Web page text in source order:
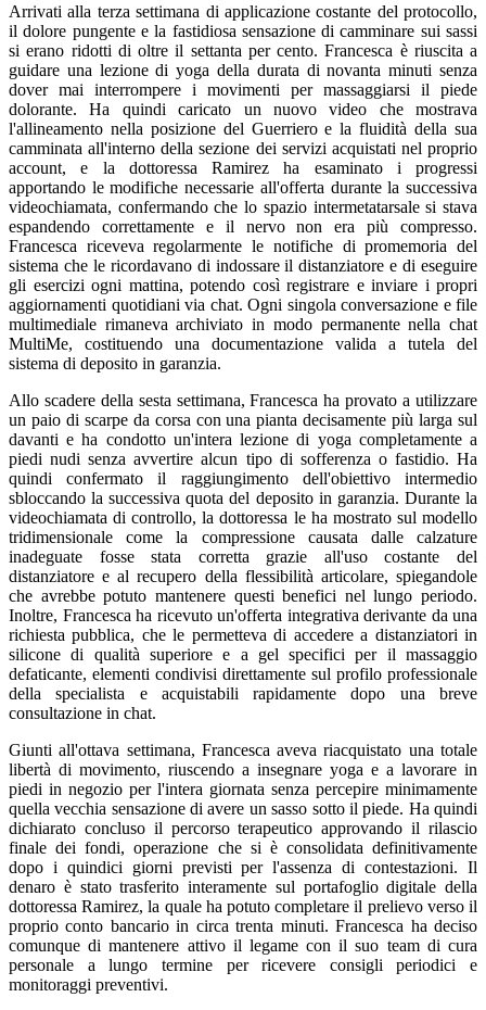
Arrivati alla terza settimana di applicazione costante del protocollo,
il dolore pungente e la fastidiosa sensazione di camminare sui sassi
si erano ridotti di oltre il settanta per cento. Francesca è riuscita a
guidare una lezione di yoga della durata di novanta minuti senza
dover mai interrompere i movimenti per massaggiarsi il piede
dolorante. Ha quindi caricato un nuovo video che mostrava
l'allineamento nella posizione del Guerriero e la fluidità della sua
camminata all'interno della sezione dei servizi acquistati nel proprio
account, e la dottoressa Ramirez ha esaminato i progressi
apportando le modifiche necessarie all'offerta durante la successiva
videochiamata, confermando che lo spazio intermetatarsale si stava
espandendo correttamente e il nervo non era più compresso.
Francesca riceveva regolarmente le notifiche di promemoria del
sistema che le ricordavano di indossare il distanziatore e di eseguire
gli esercizi ogni mattina, potendo così registrare e inviare i propri
aggiornamenti quotidiani via chat. Ogni singola conversazione e file
multimediale rimaneva archiviato in modo permanente nella chat
MultiMe, costituendo una documentazione valida a tutela del
sistema di deposito in garanzia.
Allo scadere della sesta settimana, Francesca ha provato a utilizzare
un paio di scarpe da corsa con una pianta decisamente più larga sul
davanti e ha condotto un'intera lezione di yoga completamente a
piedi nudi senza avvertire alcun tipo di sofferenza o fastidio. Ha
quindi confermato il raggiungimento dell'obiettivo intermedio
sbloccando la successiva quota del deposito in garanzia. Durante la
videochiamata di controllo, la dottoressa le ha mostrato sul modello
tridimensionale come la compressione causata dalle calzature
inadeguate fosse stata corretta grazie all'uso costante del
distanziatore e al recupero della flessibilità articolare, spiegandole
che avrebbe potuto mantenere questi benefici nel lungo periodo.
Inoltre, Francesca ha ricevuto un'offerta integrativa derivante da una
richiesta pubblica, che le permetteva di accedere a distanziatori in
silicone di qualità superiore e a gel specifici per il massaggio
defaticante, elementi condivisi direttamente sul profilo professionale
della specialista e acquistabili rapidamente dopo una breve
consultazione in chat.
Giunti all'ottava settimana, Francesca aveva riacquistato una totale
libertà di movimento, riuscendo a insegnare yoga e a lavorare in
piedi in negozio per l'intera giornata senza percepire minimamente
quella vecchia sensazione di avere un sasso sotto il piede. Ha quindi
dichiarato concluso il percorso terapeutico approvando il rilascio
finale dei fondi, operazione che si è consolidata definitivamente
dopo i quindici giorni previsti per l'assenza di contestazioni. Il
denaro è stato trasferito interamente sul portafoglio digitale della
dottoressa Ramirez, la quale ha potuto completare il prelievo verso il
proprio conto bancario in circa trenta minuti. Francesca ha deciso
comunque di mantenere attivo il legame con il suo team di cura
personale a lungo termine per ricevere consigli periodici e
monitoraggi preventivi.